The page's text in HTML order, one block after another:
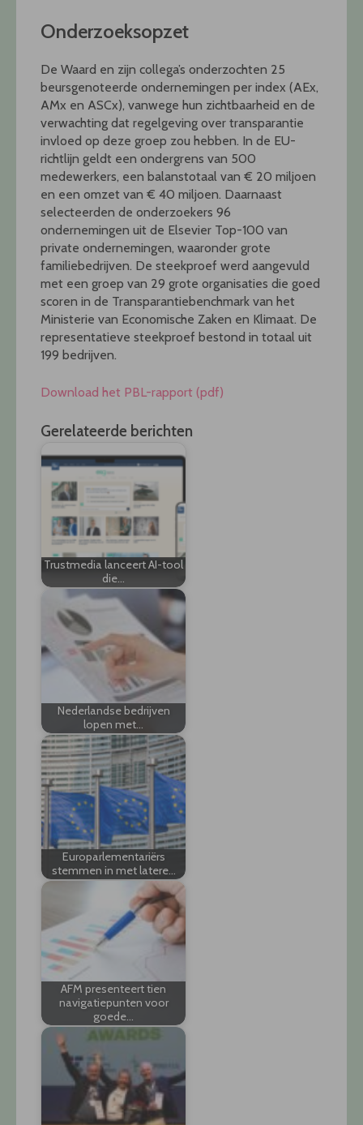
Onderzoeksopzet
De Waard en zijn collega’s onderzochten 25
beursgenoteerde ondernemingen per index (AEx,
AMx en ASCx), vanwege hun zichtbaarheid en de
verwachting dat regelgeving over transparantie
invloed op deze groep zou hebben. In de EU-
richtlijn geldt een ondergrens van 500
medewerkers, een balanstotaal van € 20 miljoen
en een omzet van € 40 miljoen. Daarnaast
selecteerden de onderzoekers 96
ondernemingen uit de Elsevier Top-100 van
private ondernemingen, waaronder grote
familiebedrijven. De steekproef werd aangevuld
met een groep van 29 grote organisaties die goed
scoren in de Transparantiebenchmark van het
Ministerie van Economische Zaken en Klimaat. De
representatieve steekproef bestond in totaal uit
199 bedrijven.
Download het PBL-rapport (pdf)
Gerelateerde berichten
Trustmedia lanceert AI-tool
die…
Nederlandse bedrijven
lopen met…
Europarlementariërs
stemmen in met latere…
AFM presenteert tien
navigatiepunten voor
goede…